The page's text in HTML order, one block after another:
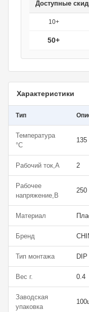
Доступные
10+
50+
Характеристики
Тип
Температура
°C
135
Рабочий ток,А 2
Рабочее
напряжение,В
250
Материал
Бренд
Тип монтажа DIP
Вес г. 0.4
Заводская
упаковка